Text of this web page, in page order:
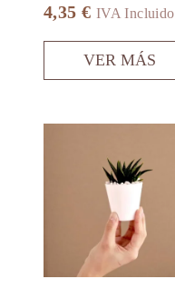
4,35 € IVA Incluido
VER MÁS
producto
pueden
elegir